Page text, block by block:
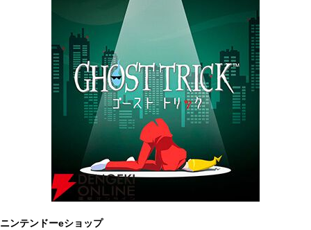
ニンテンドーeショップ